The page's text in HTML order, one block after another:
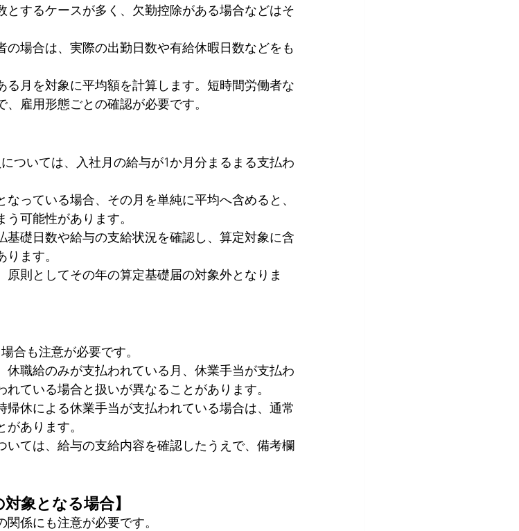
とするケースが多く、欠勤控除がある場合などはそ
場合は、実際の出勤日数や有給休暇日数などをも
る月を対象に平均額を計算します。短時間労働者な
雇用形態ごとの確認が必要です。
ついては、入社月の給与が1か月分まるまる支払わ
っている場合、その月を単純に平均へ含めると、
可能性があります。
礎日数や給与の支給状況を確認し、算定対象に含
ます。
則としてその年の算定基礎届の対象外となりま
合も注意が必要です。
職給のみが支払われている月、休業手当が支払わ
ている場合と扱いが異なることがあります。
休による休業手当が支払われている場合は、通常
あります。
ては、給与の支給内容を確認したうえで、備考欄
象となる場合】
係にも注意が必要です。